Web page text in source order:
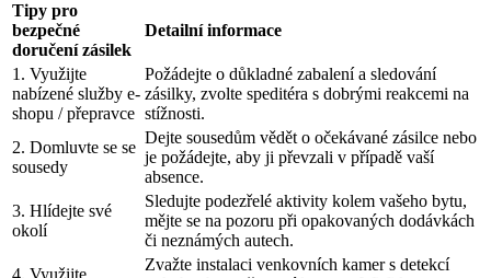
Tipy pro
bezpečné
doručení zásilek
Detailní informace
1. Využijte
nabízené služby e-
shopu / přepravce
Požádejte o důkladné zabalení a sledování
zásilky, zvolte speditéra s dobrými reakcemi na
stížnosti.
2. Domluvte se se
sousedy
Dejte sousedům vědět o očekávané zásilce nebo
je požádejte, aby ji převzali v případě vaší
absence.
3. Hlídejte své
okolí
Sledujte podezřelé aktivity kolem vašeho bytu,
mějte se na pozoru při opakovaných dodávkách
či neznámých autech.
4. Využijte
Zvažte instalaci venkovních kamer s detekcí